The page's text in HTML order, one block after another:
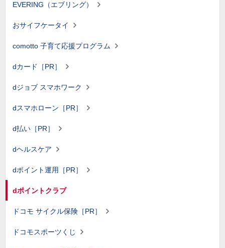
EVERING（エブリング）
おサイフケータイ
comotto 子育て応援プログラム
dカード［PR］
dジョブ スマホワーク
dスマホローン［PR］
d払い［PR］
dヘルスケア
dポイント運用［PR］
dポイントクラブ
ドコモ サイクル保険［PR］
ドコモスポーツくじ